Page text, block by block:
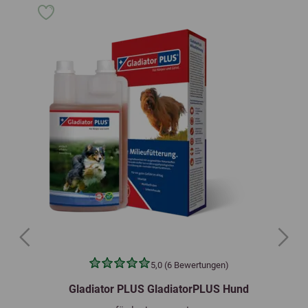
5,0 (6 Bewertungen)
Gladiator PLUS GladiatorPLUS Hund
Previous Next